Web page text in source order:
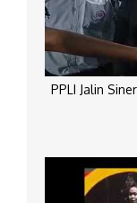
PPLI Jalin